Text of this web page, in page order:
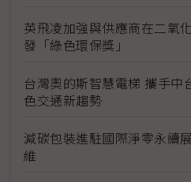
英飛凌加強與供應商在二氧
發「綠色環保獎」
台灣奧的斯智慧電梯 攜手中
色交通新趨勢
減碳包裝進駐國際淨零永續
維